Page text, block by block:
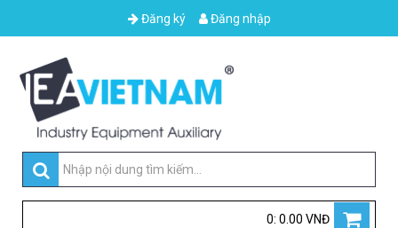
Đăng ký Đăng nhập
0: 0.00 VNĐ